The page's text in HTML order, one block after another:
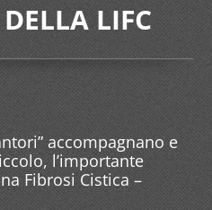
LIFC
accompagnano e
l’importante
Fibrosi Cistica –